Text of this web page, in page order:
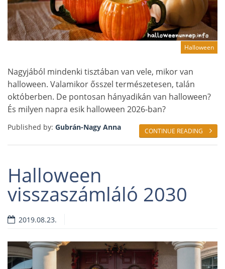
Halloween
Nagyjából mindenki tisztában van vele, mikor van
halloween. Valamikor ősszel természetesen, talán
októberben. De pontosan hányadikán van halloween?
És milyen napra esik halloween 2026-ban?
CONTINUE READING
Published by: Gubrán-Nagy Anna
Halloween
visszaszámláló 2030
2019.08.23.